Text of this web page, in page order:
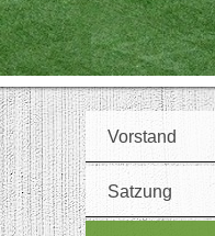
Vorstand
Satzung